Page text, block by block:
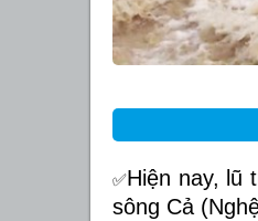
✅Hiện nay, lũ
sông Cả